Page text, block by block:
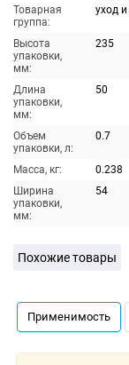
Товарная
группа:
уход
Высота
упаковки,
мм:
235
Длина
упаковки,
мм:
50
Объем
упаковки, л:
0.7
Масса, кг:
0.238
Ширина
упаковки,
мм:
54
Похожие товары
Применимость